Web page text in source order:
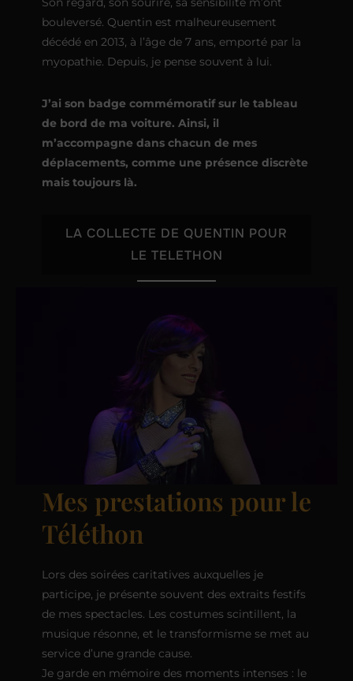
bouleversé. Quentin est malheureusement
décédé en 2013, à l’âge de 7 ans, emporté par la
myopathie. Depuis, je pense souvent à lui.
J’ai son badge commémoratif sur le tableau
de bord de ma voiture. Ainsi, il
m’accompagne dans chacun de mes
déplacements, comme une présence discrète
mais toujours là.
LA COLLECTE DE QUENTIN POUR
LE TELETHON
Mes prestations pour le
Téléthon
Lors des soirées caritatives auxquelles je
participe, je présente souvent des extraits festifs
de mes spectacles. Les costumes scintillent, la
musique résonne, et le transformisme se met au
service d’une grande cause.
Je garde en mémoire des moments intenses : le